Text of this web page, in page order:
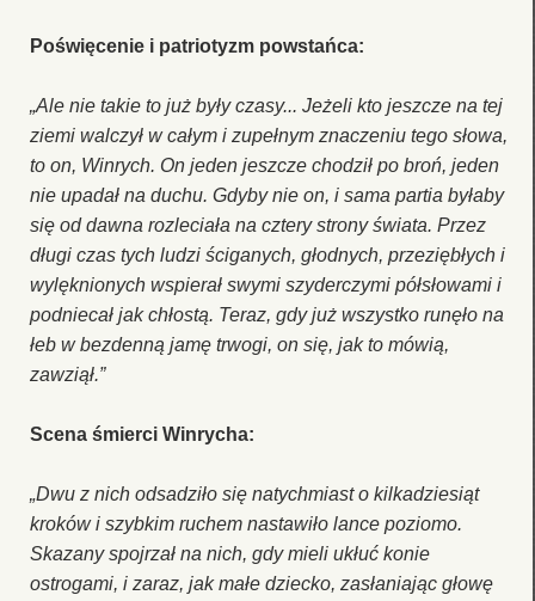
Poświęcenie i patriotyzm powstańca:
„Ale nie takie to już były czasy... Jeżeli kto jeszcze na tej
ziemi walczył w całym i zupełnym znaczeniu tego słowa,
to on, Winrych. On jeden jeszcze chodził po broń, jeden
nie upadał na duchu. Gdyby nie on, i sama partia byłaby
się od dawna rozleciała na cztery strony świata. Przez
długi czas tych ludzi ściganych, głodnych, przeziębłych i
wylęknionych wspierał swymi szyderczymi półsłowami i
podniecał jak chłostą. Teraz, gdy już wszystko runęło na
łeb w bezdenną jamę trwogi, on się, jak to mówią,
zawziął.”
Scena śmierci Winrycha:
„Dwu z nich odsadziło się natychmiast o kilkadziesiąt
kroków i szybkim ruchem nastawiło lance poziomo.
Skazany spojrzał na nich, gdy mieli ukłuć konie
ostrogami, i zaraz, jak małe dziecko, zasłaniając głowę